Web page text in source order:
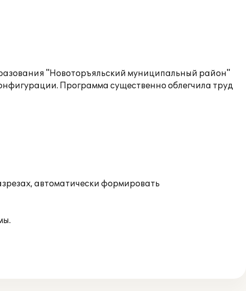
"Новоторъяльский муниципальный район"
Программа существенно облегчила труд
автоматически формировать